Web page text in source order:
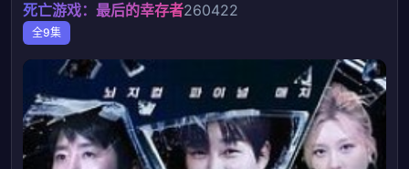
死亡游戏：最后的幸存者260422
全9集